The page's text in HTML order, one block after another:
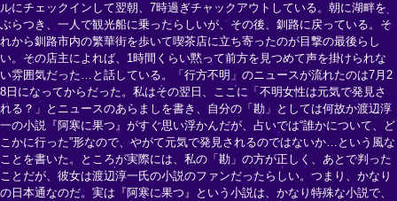
ルにチェックインして翌朝、7時過ぎチャックアウトしている。朝に湖畔を
ぶらつき、一人で観光船に乗ったらしいが、その後、釧路に戻っている。そ
れから釧路市内の繁華街を歩いて喫茶店に立ち寄ったのが目撃の最後らし
い。その店主によれば、1時間くらい黙って前方を見つめて声を掛けられな
い雰囲気だった…と話している。「行方不明」のニュースが流れたのは7月2
8日になってからだった。私はその翌日、ここに「不明女性は元気で発見さ
れる？」とニュースのあらましを書き、自分の「勘」としては何故か渡辺淳
一の小説『阿寒に果つ』がすぐ思い浮かんだが、占いでは“誰かについて、ど
こかに行った”形なので、やがて元気で発見されるのではないか…という風な
ことを書いた。ところが実際には、私の「勘」の方が正しく、あとで判った
ことだが、彼女は渡辺淳一氏の小説のファンだったらしい。つまり、かなり
の日本通なのだ。実は『阿寒に果つ』という小説は、かなり特殊な小説で、